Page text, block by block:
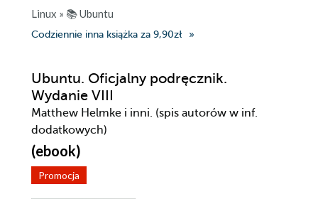
Linux » 📚 Ubuntu
Codziennie inna książka za 9,90zł
Ubuntu. Oficjalny podręcznik.
Wydanie VIII
Matthew Helmke i inni. (spis autorów w inf.
dodatkowych)
(ebook)
Promocja